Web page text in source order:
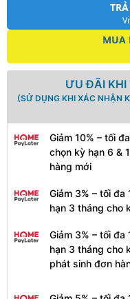
MUA
ƯU ĐÃI KHI
(SỬ DỤNG KHI XÁC NHẬN
Giảm 10% – tối
chọn kỳ hạn 6 &
hàng mới
Giảm 3% – tối
hạn 3 tháng cho
Giảm 3% – tối
hạn 3 tháng cho
phát sinh đơn